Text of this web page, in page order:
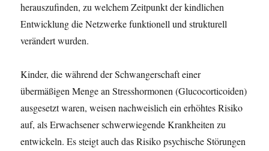
herauszufinden, zu welchem Zeitpunkt der kindlichen
Entwicklung die Netzwerke funktionell und strukturell
verändert wurden.
Kinder, die während der Schwangerschaft einer
übermäßigen Menge an Stresshormonen (Glucocorticoiden)
ausgesetzt waren, weisen nachweislich ein erhöhtes Risiko
auf, als Erwachsener schwerwiegende Krankheiten zu
entwickeln. Es steigt auch das Risiko psychische Störungen